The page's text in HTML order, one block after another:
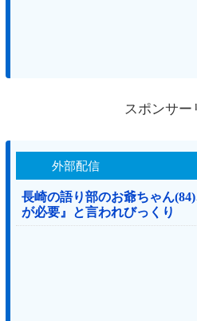
スポンサー
外部配信
長崎の語り部のお爺ちゃん
が必要』と言われびっくり